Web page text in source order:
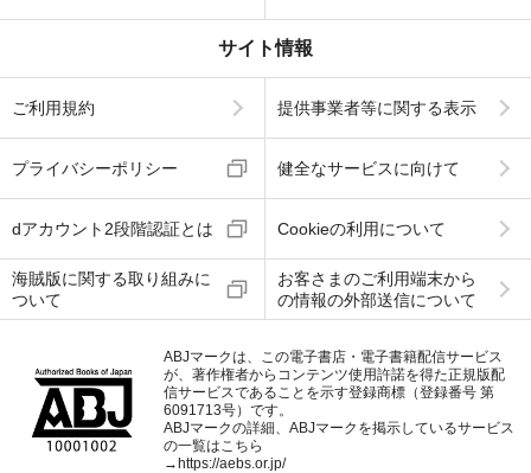
サイト情報
ご利用規約 提供事業者等に関する表示
プライバシーポリシー 健全なサービスに向けて
dアカウント2段階認証とは Cookieの利用について
海賊版に関する取り組みに
ついて
お客さまのご利用端末から
の情報の外部送信について
ABJマークは、この電子書店・電子書籍配信サービス
が、著作権者からコンテンツ使用許諾を得た正規版配
信サービスであることを示す登録商標（登録番号 第
6091713号）です。
ABJマークの詳細、ABJマークを掲示しているサービス
の一覧はこちら
→https://aebs.or.jp/